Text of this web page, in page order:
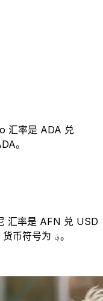
汇率是 ADA 兑
。
汇率是 AFN 兑 USD
汇率。 阿富汗尼的货币代码为 AFN。 货币符号为 ؋。